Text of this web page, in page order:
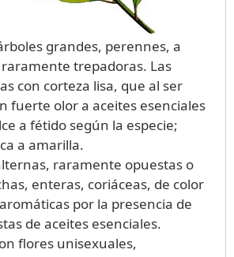
grandes, perennes, a
trepadoras. Las
con corteza lisa, que al ser
fuerte olor a aceites esenciales
a fétido según la especie;
a amarilla.
raramente opuestas o
enteras, coriáceas, de color
por la presencia de
de aceites esenciales.
flores unisexuales,